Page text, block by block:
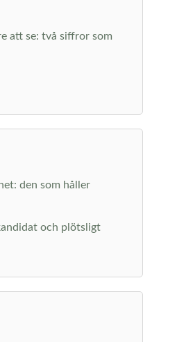
att se: två siffror som
den som håller
och plötsligt